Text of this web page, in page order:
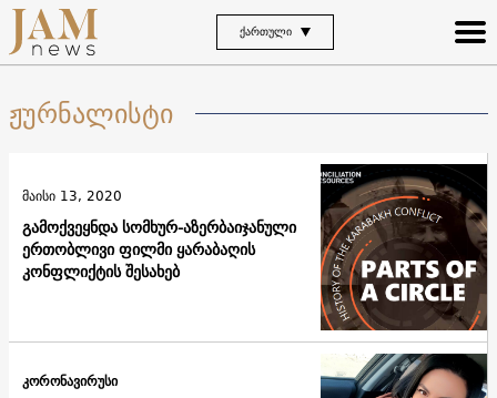
ᲥᲐᲠᲗᲣᲚᲘ
ჟურნალისტი
გამოქვეყნდა სომხურ-აზერბაიჯანული
ერთობლივი ფილმი ყარაბაღის
კონფლიქტის შესახებ
მაისი 13, 2020
კორონავირუსი